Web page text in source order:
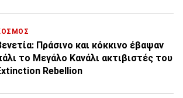
Πράσινο και κόκκινο έβαψαν
το Μεγάλο Κανάλι ακτιβιστές του
Rebellion